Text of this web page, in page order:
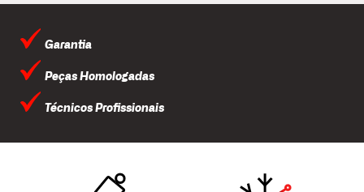
Garantia
Peças Homologadas
Técnicos Profissionais